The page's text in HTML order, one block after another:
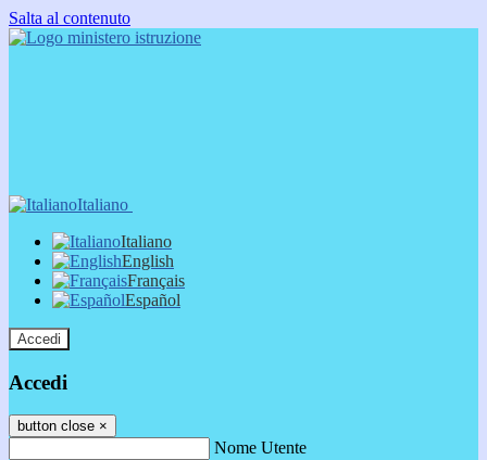
Salta al contenuto
Italiano
Italiano
English
Français
Español
Accedi
Accedi
button close ×
Nome Utente